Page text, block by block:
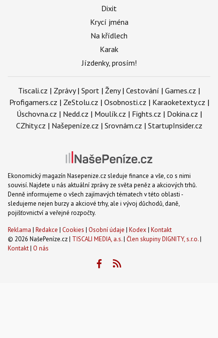
Dixit
Krycí jména
Na křídlech
Karak
Jízdenky, prosím!
Tiscali.cz | Zprávy| Sport | Ženy| Cestování | Games.cz |
Profigamers.cz | ZeStolu.cz | Osobnosti.cz | Karaoketexty.cz |
Úschovna.cz | Nedd.cz | Moulík.cz | Fights.cz | Dokina.cz |
CZhity.cz | Našepeníze.cz | Srovnám.cz | StartupInsider.cz
Ekonomický magazín Nasepenize.cz sleduje finance a vše, co s nimi
souvisí. Najdete u nás aktuální zprávy ze světa peněz a akciových trhů.
Denně informujeme o všech zajímavých tématech v této oblasti -
sledujeme nejen burzy a akciové trhy, ale i vývoj důchodů, daně,
pojišťovnictví a veřejné rozpočty.
Reklama | Redakce | Cookies | Osobní údaje | Kodex | Kontakt
© 2026 NašePeníze.cz | TISCALI MEDIA, a.s.| Člen skupiny DIGNITY, s.r.o.|
Kontakt| O nás